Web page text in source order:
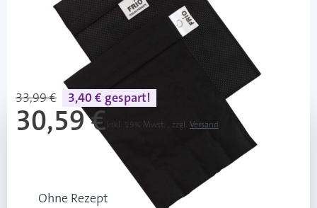
PZN: 01352445 / Diashop.de Kat.-Nr.110342
Lieferzeit 3-7 Werktage
Mehr über das Produkt
33,99 € 3,40 € gespart!
30,59 €Inkl. 19% Mwst. , zzgl. Versand
Rezeptart wählen
Ohne Rezept